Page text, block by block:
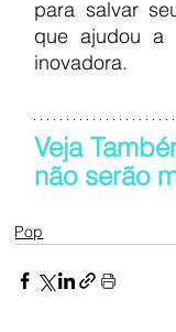
para salvar
que ajudou a
inovadora.
Veja
não serão
Pop